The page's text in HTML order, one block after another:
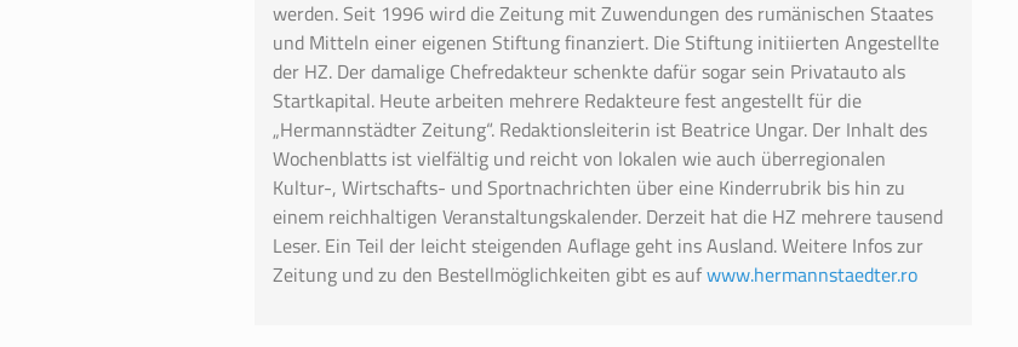
werden. Seit 1996 wird die Zeitung mit Zuwendungen des rumänischen Staates
und Mitteln einer eigenen Stiftung finanziert. Die Stiftung initiierten Angestellte
der HZ. Der damalige Chefredakteur schenkte dafür sogar sein Privatauto als
Startkapital. Heute arbeiten mehrere Redakteure fest angestellt für die
„Hermannstädter Zeitung“. Redaktionsleiterin ist Beatrice Ungar. Der Inhalt des
Wochenblatts ist vielfältig und reicht von lokalen wie auch überregionalen
Kultur-, Wirtschafts- und Sportnachrichten über eine Kinderrubrik bis hin zu
einem reichhaltigen Veranstaltungskalender. Derzeit hat die HZ mehrere tausend
Leser. Ein Teil der leicht steigenden Auflage geht ins Ausland. Weitere Infos zur
Zeitung und zu den Bestellmöglichkeiten gibt es aufwww.hermannstaedter.ro